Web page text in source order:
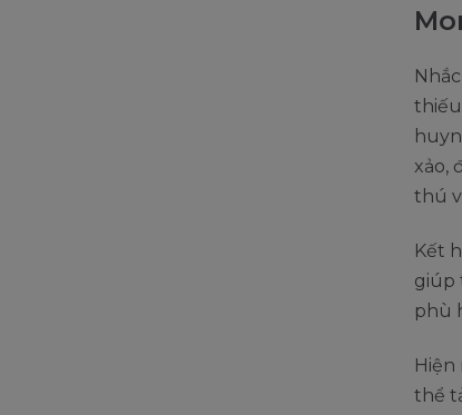
xảo,
thú
Kết
giúp
phù
Hiện
thể